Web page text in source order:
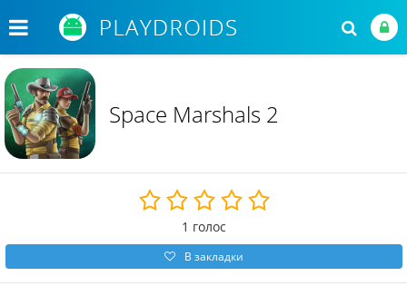
Space Marshals 2
1 голос
В закладки